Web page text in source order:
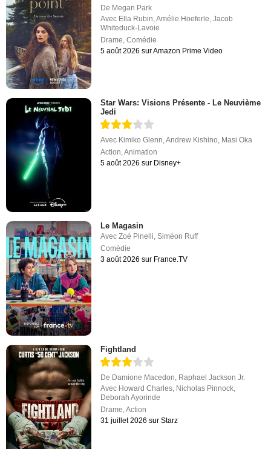
De Megan Park
Avec Ella Rubin ,Amélie Hoeferle ,Jacob
Whiteduck-Lavoie
Drame ,Comédie
5 août 2026 sur Amazon Prime Video
Star Wars: Visions Présente - Le Neuvième
Jedi
Avec Kimiko Glenn,Andrew Kishino, Masi Oka
Action,Animation
5 août 2026 sur Disney+
Le Magasin
AvecZoé Pinelli,Siméon Ruff
Comédie
3 août 2026 sur France.TV
Fightland
De Damione Macedon Raphael Jackson Jr.
Avec Howard Charles Nicholas Pinnock
Deborah Ayorinde
Drame ,Action
31 juillet 2026 sur Starz